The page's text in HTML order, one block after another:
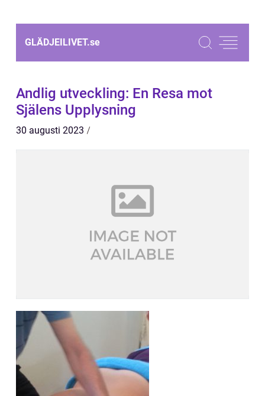
GLÄDJEILIVET.se
Andlig utveckling: En Resa mot
Själens Upplysning
30 augusti 2023